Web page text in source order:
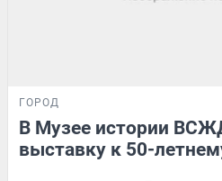
ГОРОД
В Музее истории
выставку к 50-